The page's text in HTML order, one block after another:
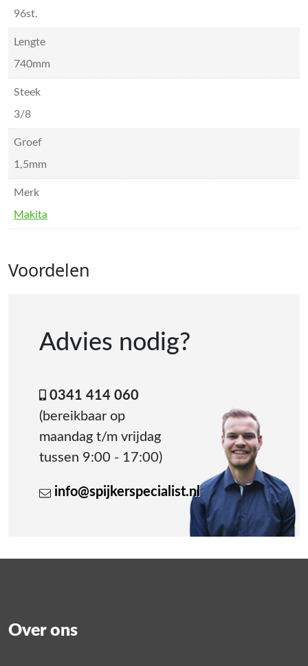
96st.
Lengte
740mm
Steek
3/8
Groef
1,5mm
Merk
Makita
Voordelen
Advies nodig?
0341 414 060
(bereikbaar op
maandag t/m vrijdag
tussen 9:00 - 17:00)
info@spijkerspecialist.nl
Over ons